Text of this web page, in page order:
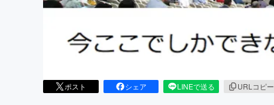
ポスト シェア LINEで送る URLコピー